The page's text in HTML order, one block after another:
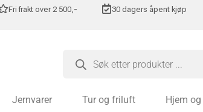
Fri frakt over 2 500,- 30 dagers åpent kjøp
Jernvarer Tur og friluft Hjem